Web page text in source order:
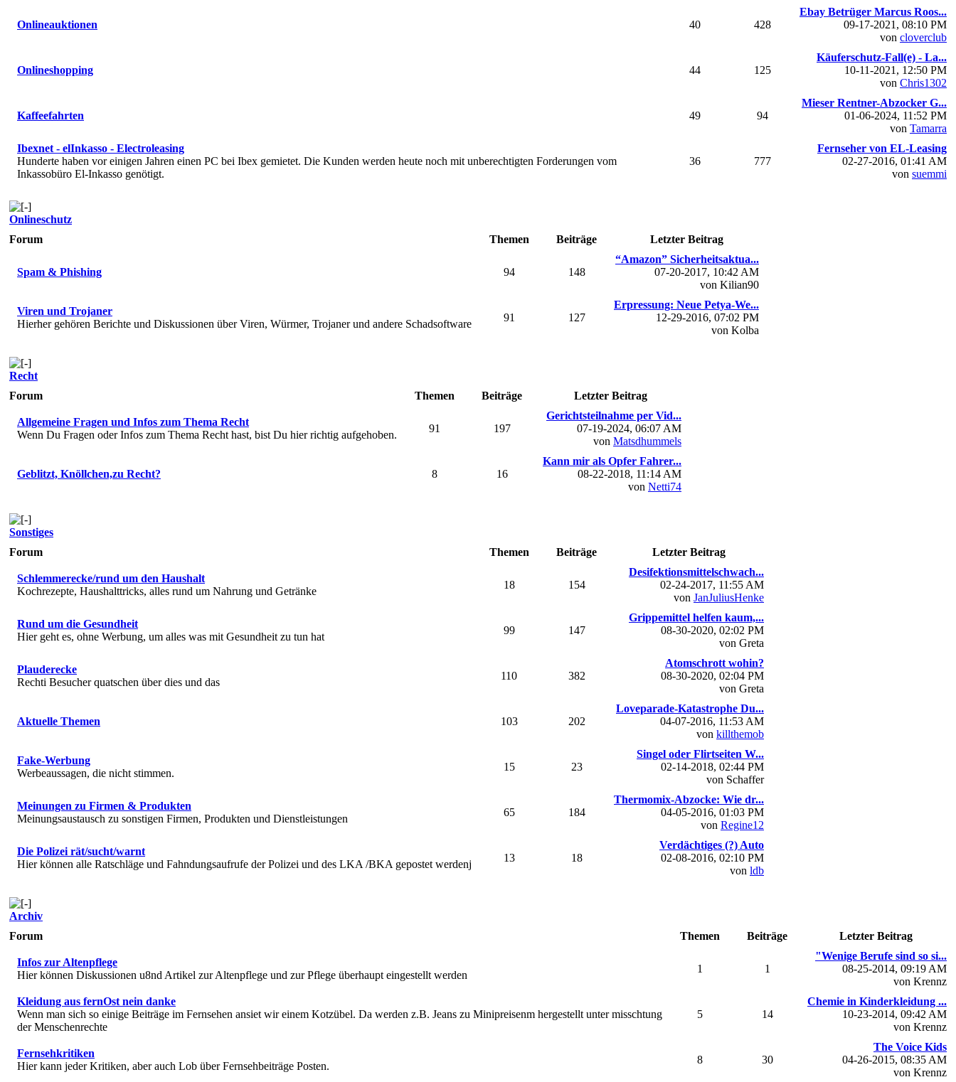
Onlineauktionen 40 428
Ebay Betrüger Marcus Roos...
09-17-2021, 08:10 PM
von cloverclub
Onlineshopping 44 125
Käuferschutz-Fall(e) - La...
10-11-2021, 12:50 PM
von Chris1302
Kaffeefahrten 49 94
Mieser Rentner-Abzocker G...
01-06-2024, 11:52 PM
von Tamarra
Ibexnet - elInkasso - Electroleasing
Hunderte haben vor einigen Jahren einen PC bei Ibex gemietet. Die Kunden werden heute noch mit unberechtigten Forderungen vom
Inkassobüro El-Inkasso genötigt.
36 777
Fernseher von EL-Leasing
02-27-2016, 01:41 AM
von suemmi
Onlineschutz
Forum
Themen Beiträge Letzter Beitrag
Spam & Phishing 94 148
“Amazon” Sicherheitsaktua...
07-20-2017, 10:42 AM
von Kilian90
Viren und Trojaner
Hierher gehören Berichte und Diskussionen über Viren, Würmer, Trojaner und andere Schadsoftware
91 127
Erpressung: Neue Petya-We...
12-29-2016, 07:02 PM
von Kolba
Recht
Forum
Themen Beiträge Letzter Beitrag
Allgemeine Fragen und Infos zum Thema Recht
Wenn Du Fragen oder Infos zum Thema Recht hast, bist Du hier richtig aufgehoben.
91 197
Gerichtsteilnahme per Vid...
07-19-2024, 06:07 AM
von Matsdhummels
Geblitzt, Knöllchen,zu Recht? 8 16
Kann mir als Opfer Fahrer...
08-22-2018, 11:14 AM
von Netti74
Sonstiges
Forum
Themen Beiträge Letzter Beitrag
Schlemmerecke/rund um den Haushalt
Kochrezepte, Haushalttricks, alles rund um Nahrung und Getränke
18 154
Desifektionsmittelschwach...
02-24-2017, 11:55 AM
von JanJuliusHenke
Rund um die Gesundheit
Hier geht es, ohne Werbung, um alles was mit Gesundheit zu tun hat
99 147
Grippemittel helfen kaum,...
08-30-2020, 02:02 PM
von Greta
Plauderecke
Rechti Besucher quatschen über dies und das
110 382
Atomschrott wohin?
08-30-2020, 02:04 PM
von Greta
Aktuelle Themen 103 202
Loveparade-Katastrophe Du...
04-07-2016, 11:53 AM
von killthemob
Fake-Werbung
Werbeaussagen, die nicht stimmen.
15 23
Singel oder Flirtseiten W...
02-14-2018, 02:44 PM
von Schaffer
Meinungen zu Firmen & Produkten
Meinungsaustausch zu sonstigen Firmen, Produkten und Dienstleistungen
65 184
Thermomix-Abzocke: Wie dr...
04-05-2016, 01:03 PM
von Regine12
Die Polizei rät/sucht/warnt
Hier können alle Ratschläge und Fahndungsaufrufe der Polizei und des LKA /BKA gepostet werdenj
13 18
Verdächtiges (?) Auto
02-08-2016, 02:10 PM
von ldb
Archiv
Forum
Themen Beiträge Letzter Beitrag
Infos zur Altenpflege
Hier können Diskussionen u8nd Artikel zur Altenpflege und zur Pflege überhaupt eingestellt werden
1 1
"Wenige Berufe sind so si...
08-25-2014, 09:19 AM
von Krennz
Kleidung aus fernOst nein danke
Wenn man sich so einige Beiträge im Fernsehen ansiet wir einem Kotzübel. Da werden z.B. Jeans zu Minipreisenm hergestellt unter misschtung
der Menschenrechte
5 14
Chemie in Kinderkleidung ...
10-23-2014, 09:42 AM
von Krennz
Fernsehkritiken
Hier kann jeder Kritiken, aber auch Lob über Fernsehbeiträge Posten.
8 30
The Voice Kids
04-26-2015, 08:35 AM
von Krennz